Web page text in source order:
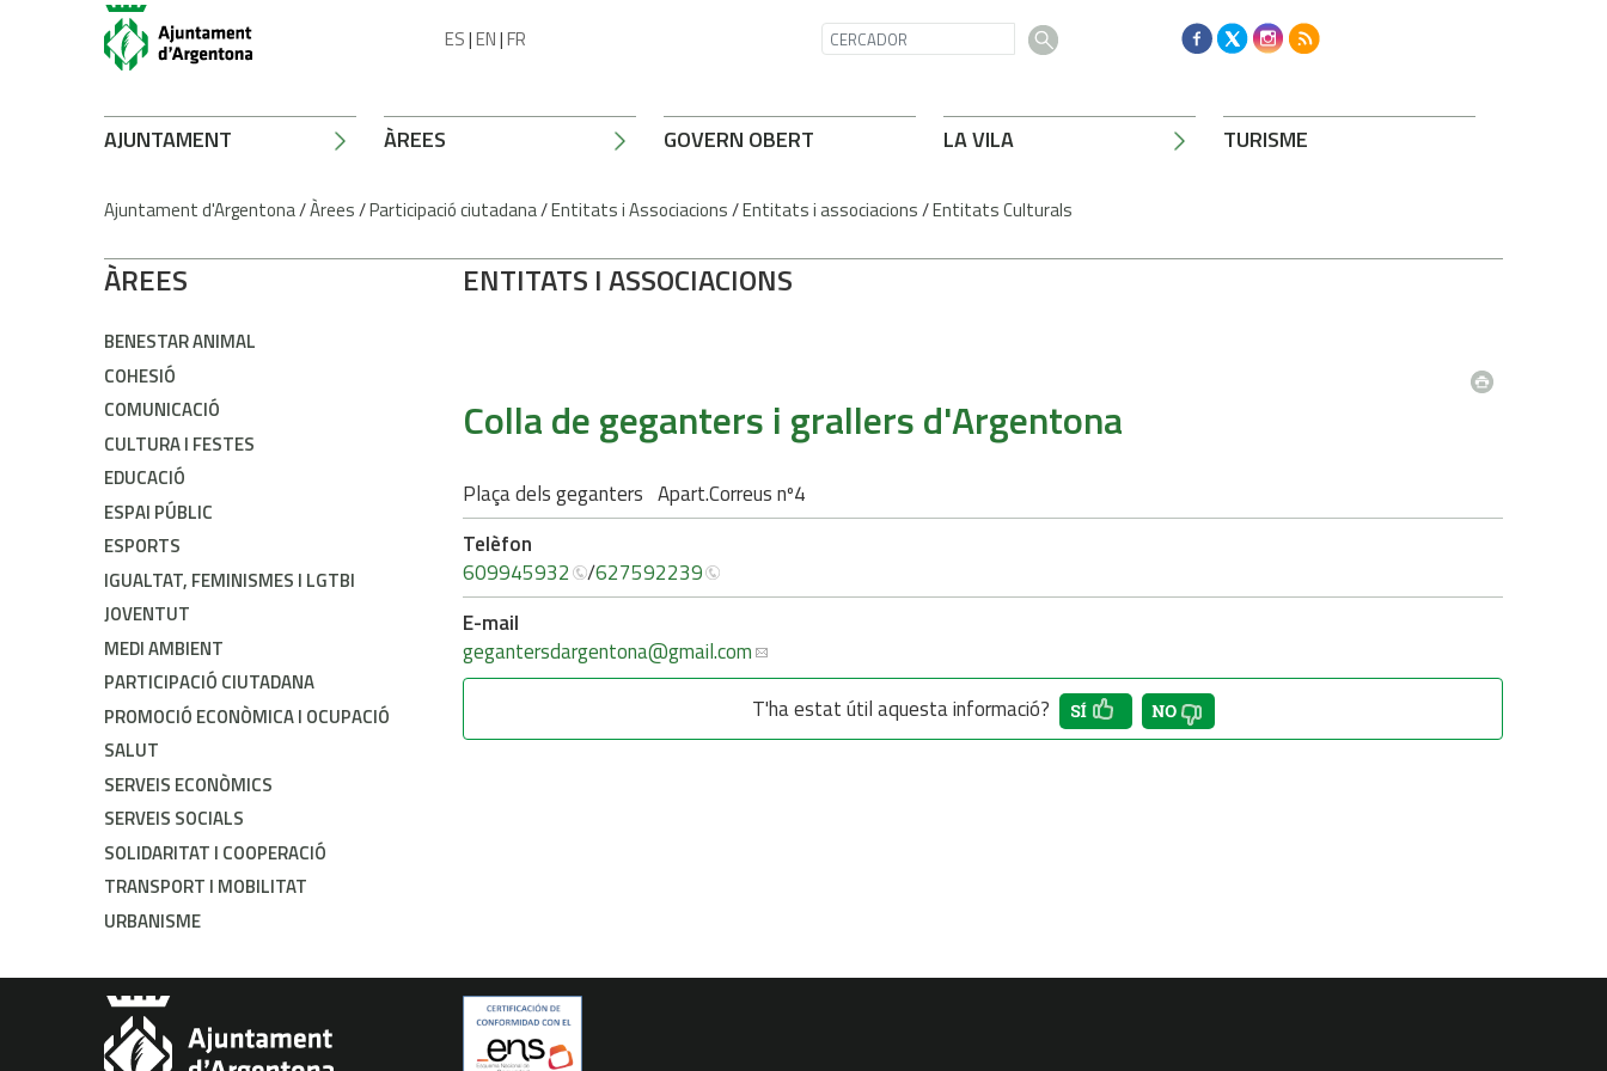
ES|EN|FR
AJUNTAMENT ÀREES GOVERN OBERT LA VILA TURISME
Ajuntament d'Argentona/Àrees/Participació ciutadana/Entitats i Associacions/Entitats i associacions/Entitats Culturals
ÀREES
BENESTAR ANIMAL
COHESIÓ
COMUNICACIÓ
CULTURA I FESTES
EDUCACIÓ
ESPAI PÚBLIC
ESPORTS
IGUALTAT, FEMINISMES I LGTBI
JOVENTUT
MEDI AMBIENT
PARTICIPACIÓ CIUTADANA
PROMOCIÓ ECONÒMICA I OCUPACIÓ
SALUT
SERVEIS ECONÒMICS
SERVEIS SOCIALS
SOLIDARITAT I COOPERACIÓ
TRANSPORT I MOBILITAT
URBANISME
ENTITATS I ASSOCIACIONS
Colla de geganters i grallers d'Argentona
Plaça dels geganters Apart.Correus nº4
Telèfon
609945932
/627592239
E-mail
gegantersdargentona@gmail.com
T'ha estat útil aquesta informació?